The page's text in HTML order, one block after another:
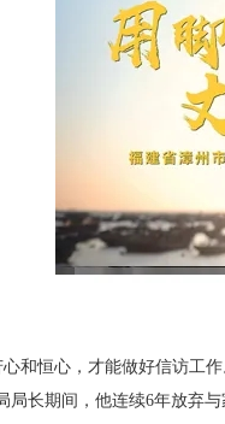
和恒心，才能做好信访工
局长期间，他连续6年放弃